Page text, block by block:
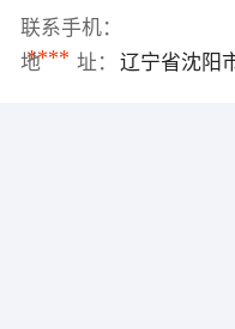
联系手机：
****
地 址： 辽宁省沈阳